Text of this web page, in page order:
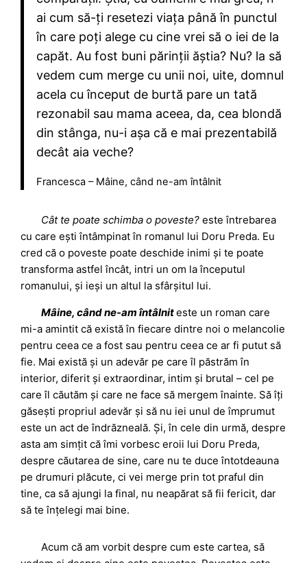
ai cum să-ți resetezi viața până în punctul
în care poți alege cu cine vrei să o iei de la
capăt. Au fost buni părinții ăștia? Nu? la să
vedem cum merge cu unii noi, uite, domnul
acela cu început de burtă pare un tată
rezonabil sau mama aceea, da, cea blondă
din stânga, nu-i așa că e mai prezentabilă
decât aia veche?
Francesca – Mâine, când ne-am întâlnit
Cât te poate schimba o poveste? este întrebarea
cu care ești întâmpinat în romanul lui Doru Preda. Eu
cred că o poveste poate deschide inimi și te poate
transforma astfel încât, intri un om la începutul
romanului, și ieși un altul la sfârșitul lui.
Mâine, când ne-am întâlniteste un roman care
mi-a amintit că există în fiecare dintre noi o melancolie
pentru ceea ce a fost sau pentru ceea ce ar fi putut să
fie. Mai există și un adevăr pe care îl păstrăm în
interior, diferit și extraordinar, intim și brutal – cel pe
care îl căutăm și care ne face să mergem înainte. Să îți
găsești propriul adevăr și să nu iei unul de împrumut
este un act de îndrăzneală. Și, în cele din urmă, despre
asta am simțit că îmi vorbesc eroii lui Doru Preda,
despre căutarea de sine, care nu te duce întotdeauna
pe drumuri plăcute, ci vei merge prin tot praful din
tine, ca să ajungi la final, nu neapărat să fii fericit, dar
să te înțelegi mai bine.
Acum că am vorbit despre cum este cartea, să